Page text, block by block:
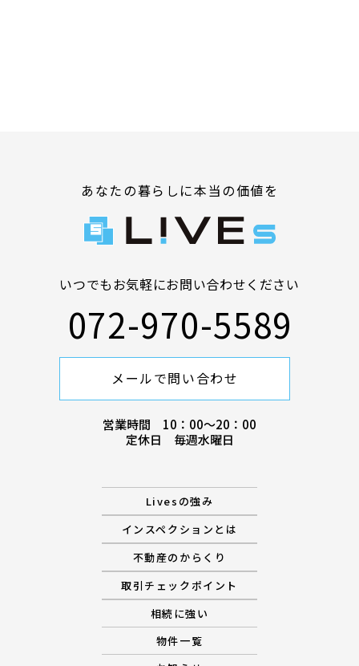
あなたの暮らしに本当の価値を
いつでもお気軽にお問い合わせください
072-970-5589
メールで問い合わせ
営業時間 10：00〜20：00
定休日 毎週水曜日
Livesの強み
インスペクションとは
不動産のからくり
取引チェックポイント
相続に強い
物件一覧